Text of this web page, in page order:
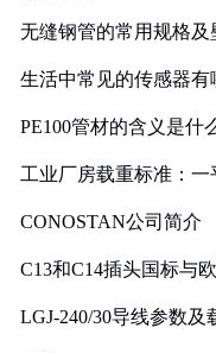
无缝钢管的常用规格及
生活中常见的传感器有
PE100管材的含义是什
工业厂房载重标准：
CONOSTAN公司简介
C13和C14插头国标与
LGJ-240/30导线参数及